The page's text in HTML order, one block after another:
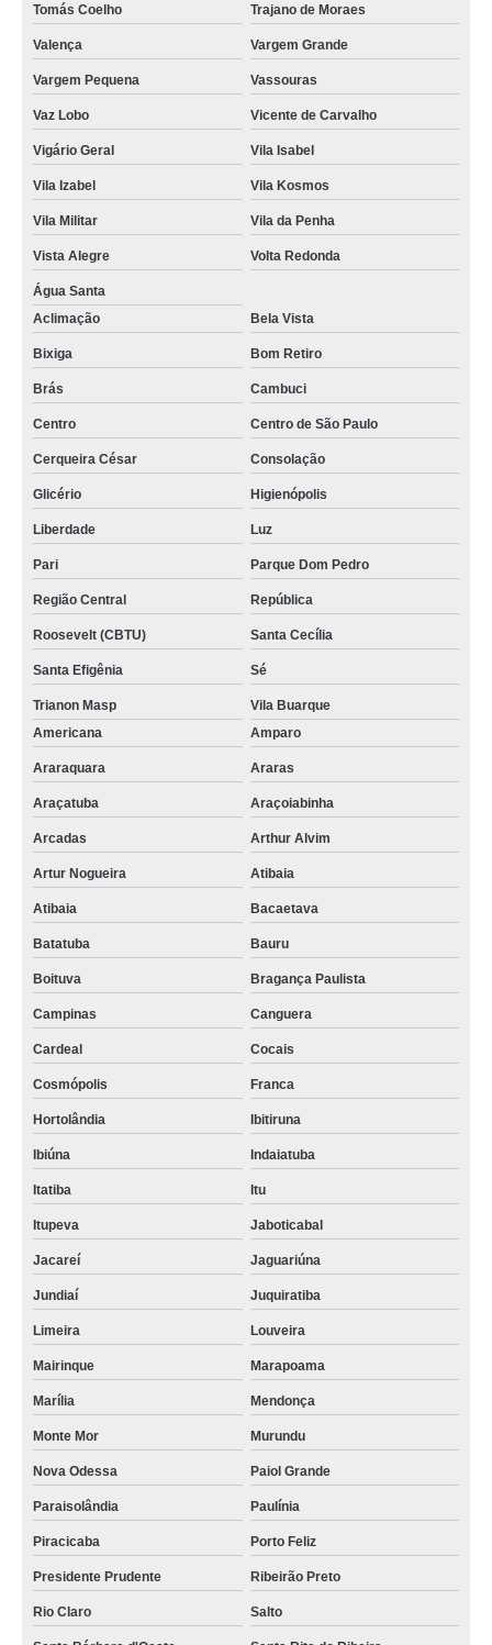
Tomás Coelho Trajano de Moraes
Valença Vargem Grande
Vargem Pequena Vassouras
Vaz Lobo Vicente de Carvalho
Vigário Geral Vila Isabel
Vila Izabel Vila Kosmos
Vila Militar Vila da Penha
Vista Alegre Volta Redonda
Água Santa
Aclimação
Bela Vista
Bixiga Bom Retiro
Brás Cambuci
Centro Centro de São Paulo
Cerqueira César Consolação
Glicério Higienópolis
Liberdade Luz
Pari Parque Dom Pedro
Região Central República
Roosevelt (CBTU) Santa Cecília
Santa Efigênia Sé
Trianon Masp
Vila Buarque
Americana
Amparo
Araraquara Araras
Araçatuba Araçoiabinha
Arcadas Arthur Alvim
Artur Nogueira Atibaia
Atibaia Bacaetava
Batatuba Bauru
Boituva Bragança Paulista
Campinas Canguera
Cardeal Cocais
Cosmópolis Franca
Hortolândia Ibitiruna
Ibiúna Indaiatuba
Itatiba Itu
Itupeva Jaboticabal
Jacareí Jaguariúna
Jundiaí Juquiratiba
Limeira Louveira
Mairinque Marapoama
Marília Mendonça
Monte Mor Murundu
Nova Odessa Paiol Grande
Paraisolândia Paulínia
Piracicaba Porto Feliz
Presidente Prudente Ribeirão Preto
Rio Claro Salto